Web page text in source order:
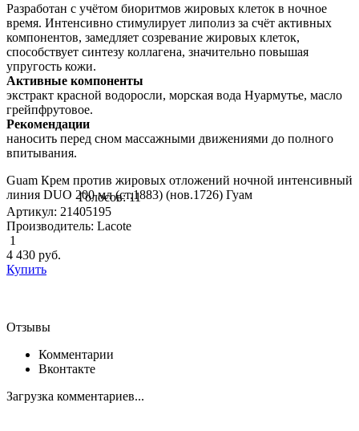
Разработан с учётом биоритмов жировых клеток в ночное
время. Интенсивно стимулирует липолиз за счёт активных
компонентов, замедляет созревание жировых клеток,
способствует синтезу коллагена, значительно повышая
упругость кожи.
Активные компоненты
экстракт красной водоросли, морская вода Нуармутье, масло
грейпфрутовое.
Рекомендации
наносить перед сном массажными движениями до полного
впитывания.
Guam Крем против жировых отложений ночной интенсивный
линия DUO 200 мл (ст.1883) (нов.1726) Гуам
Голосов: 11
Артикул: 21405195
Производитель: Lacote
1
4 430 руб.
Купить
Отзывы
Комментарии
Вконтакте
Загрузка комментариев...